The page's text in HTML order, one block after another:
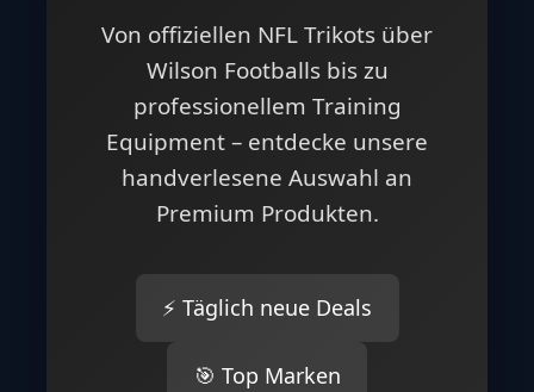
Von offiziellen NFL Trikots über
Wilson Footballs bis zu
professionellem Training
Equipment – entdecke unsere
handverlesene Auswahl an
Premium Produkten.
⚡ Täglich neue Deals
🎯 Top Marken